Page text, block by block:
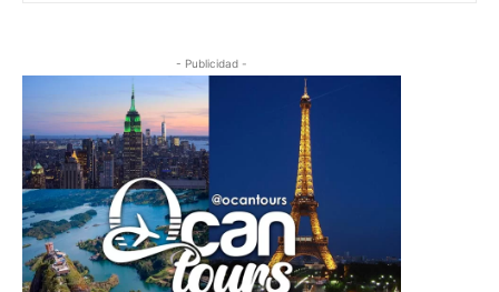
- Publicidad -